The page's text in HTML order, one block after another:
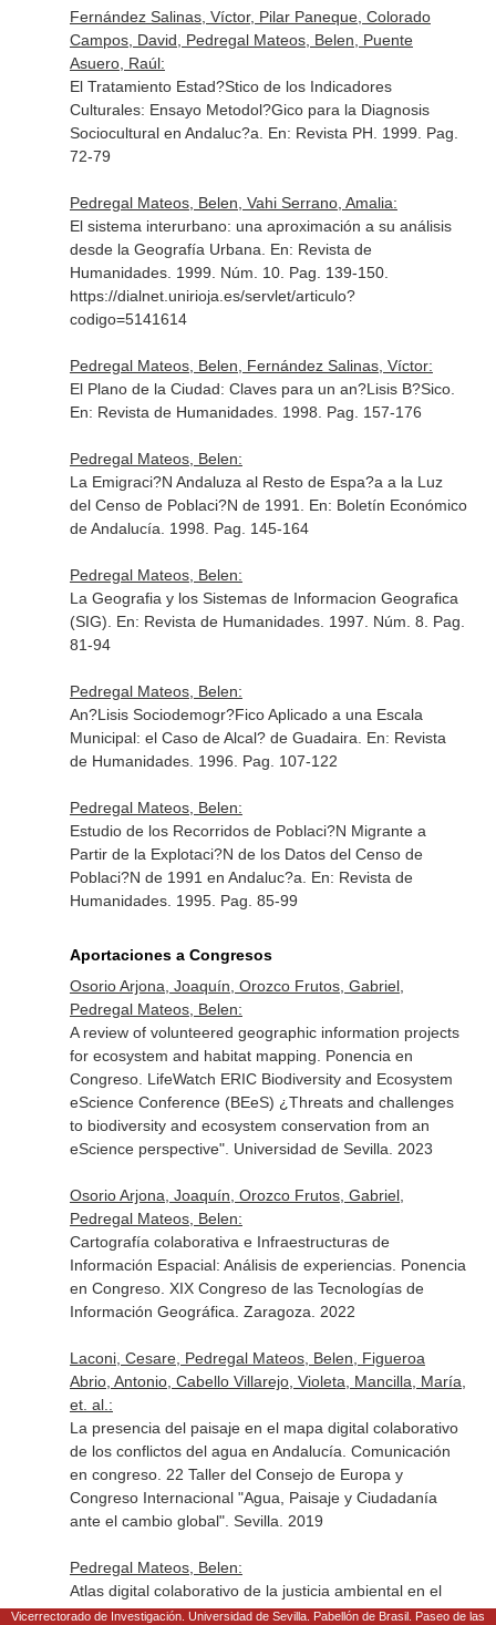
Fernández Salinas, Víctor, Pilar Paneque, Colorado
Campos, David, Pedregal Mateos, Belen, Puente
Asuero, Raúl:
El Tratamiento Estad?Stico de los Indicadores
Culturales: Ensayo Metodol?Gico para la Diagnosis
Sociocultural en Andaluc?a. En: Revista PH . 1999. Pag.
72-79
Pedregal Mateos, Belen, Vahi Serrano, Amalia:
El sistema interurbano: una aproximación a su análisis
desde la Geografía Urbana. En: Revista de
Humanidades. 1999. Núm. 10. Pag. 139-150.
https://dialnet.unirioja.es/servlet/articulo?
codigo=5141614
Pedregal Mateos, Belen, Fernández Salinas, Víctor:
El Plano de la Ciudad: Claves para un an?Lisis B?Sico.
En: Revista de Humanidades. 1998. Pag. 157-176
Pedregal Mateos, Belen:
La Emigraci?N Andaluza al Resto de Espa?a a la Luz
del Censo de Poblaci?N de 1991. En: Boletín Económico
de Andalucía . 1998. Pag. 145-164
Pedregal Mateos, Belen:
La Geografia y los Sistemas de Informacion Geografica
(SIG). En: Revista de Humanidades. 1997. Núm. 8. Pag.
81-94
Pedregal Mateos, Belen:
An?Lisis Sociodemogr?Fico Aplicado a una Escala
Municipal: el Caso de Alcal? de Guadaira. En: Revista
de Humanidades. 1996. Pag. 107-122
Pedregal Mateos, Belen:
Estudio de los Recorridos de Poblaci?N Migrante a
Partir de la Explotaci?N de los Datos del Censo de
Poblaci?N de 1991 en Andaluc?a. En: Revista de
Humanidades. 1995. Pag. 85-99
Aportaciones a Congresos
Osorio Arjona, Joaquín, Orozco Frutos, Gabriel,
Pedregal Mateos, Belen:
A review of volunteered geographic information projects
for ecosystem and habitat mapping. Ponencia en
Congreso. LifeWatch ERIC Biodiversity and Ecosystem
eScience Conference (BEeS) ¿Threats and challenges
to biodiversity and ecosystem conservation from an
eScience perspective". Universidad de Sevilla. 2023
Osorio Arjona, Joaquín, Orozco Frutos, Gabriel,
Pedregal Mateos, Belen:
Cartografía colaborativa e Infraestructuras de
Información Espacial: Análisis de experiencias. Ponencia
en Congreso. XIX Congreso de las Tecnologías de
Información Geográfica. Zaragoza. 2022
Laconi, Cesare, Pedregal Mateos, Belen, Figueroa
Abrio, Antonio, Cabello Villarejo, Violeta, Mancilla, María,
et. al.:
La presencia del paisaje en el mapa digital colaborativo
de los conflictos del agua en Andalucía. Comunicación
en congreso. 22 Taller del Consejo de Europa y
Congreso Internacional "Agua, Paisaje y Ciudadanía
ante el cambio global". Sevilla. 2019
Pedregal Mateos, Belen:
Atlas digital colaborativo de la justicia ambiental en el
agua. Contribución a la transparencia y los datos
Vicerrectorado de Investigación. Universidad de Sevilla. Pabellón de Brasil. Paseo de las